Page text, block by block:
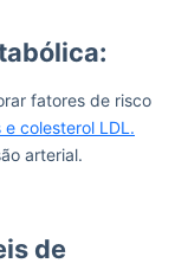
fatores de risco
colesterol LDL.
arterial.
de